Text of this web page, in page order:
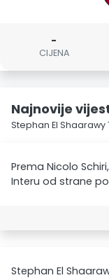
-
CIJENA
Najnovije
Stephan El
Prema Nicolo
Interu od strane
Stephan El